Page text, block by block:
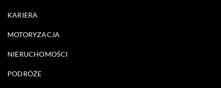
KARIERA
MOTORYZACJA
NIERUCHOMOŚCI
PODRÓŻE